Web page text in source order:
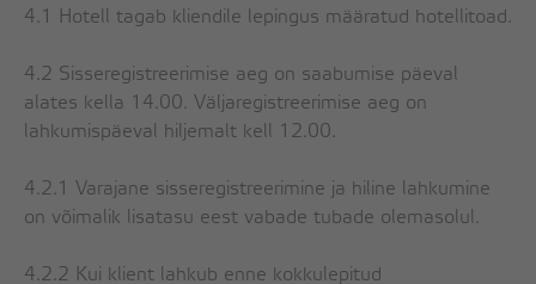
4.1 Hotell tagab kliendile lepingus määratud hotellitoad.
4.2 Sisseregistreerimise aeg on saabumise päeval
alates kella 14.00. Väljaregistreerimise aeg on
lahkumispäeval hiljemalt kell 12.00.
4.2.1 Varajane sisseregistreerimine ja hiline lahkumine
on võimalik lisatasu eest vabade tubade olemasolul.
4.2.2 Kui klient lahkub enne kokkulepitud